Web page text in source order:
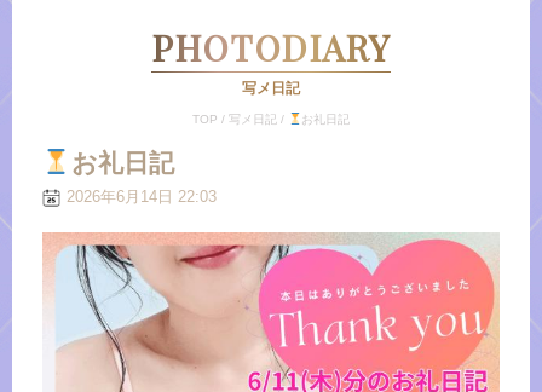
PHOTODIARY
写メ日記
TOP / 写メ日記 / お礼日記
お礼日記
2026年6月14日 22:03